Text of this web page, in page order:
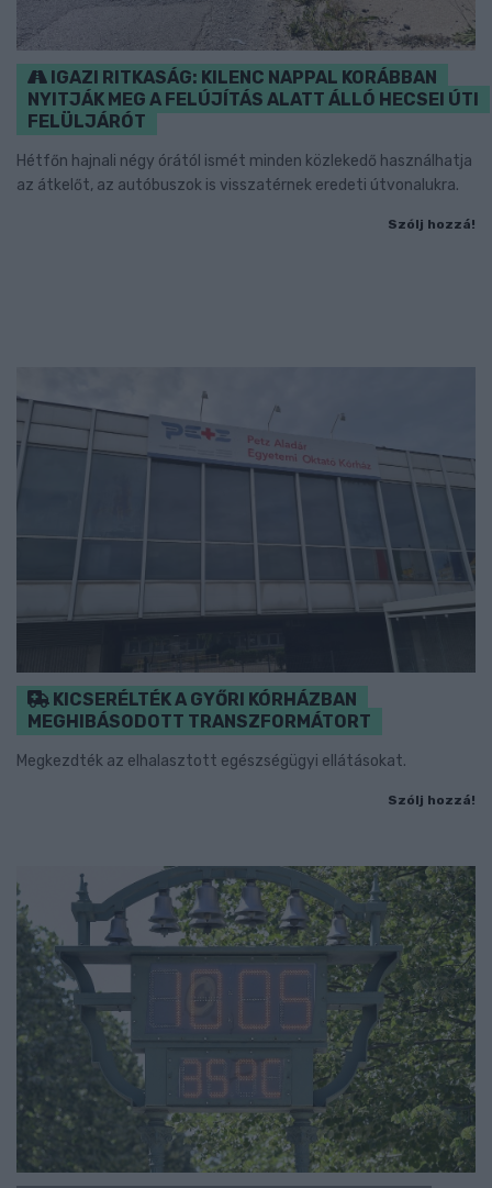
IGAZI RITKASÁG: KILENC NAPPAL KORÁBBAN
NYITJÁK MEG A FELÚJÍTÁS ALATT ÁLLÓ HECSEI ÚTI
FELÜLJÁRÓT
Hétfőn hajnali négy órától ismét minden közlekedő használhatja
az átkelőt, az autóbuszok is visszatérnek eredeti útvonalukra.
Szólj hozzá!
KICSERÉLTÉK A GYŐRI KÓRHÁZBAN
MEGHIBÁSODOTT TRANSZFORMÁTORT
Megkezdték az elhalasztott egészségügyi ellátásokat.
Szólj hozzá!